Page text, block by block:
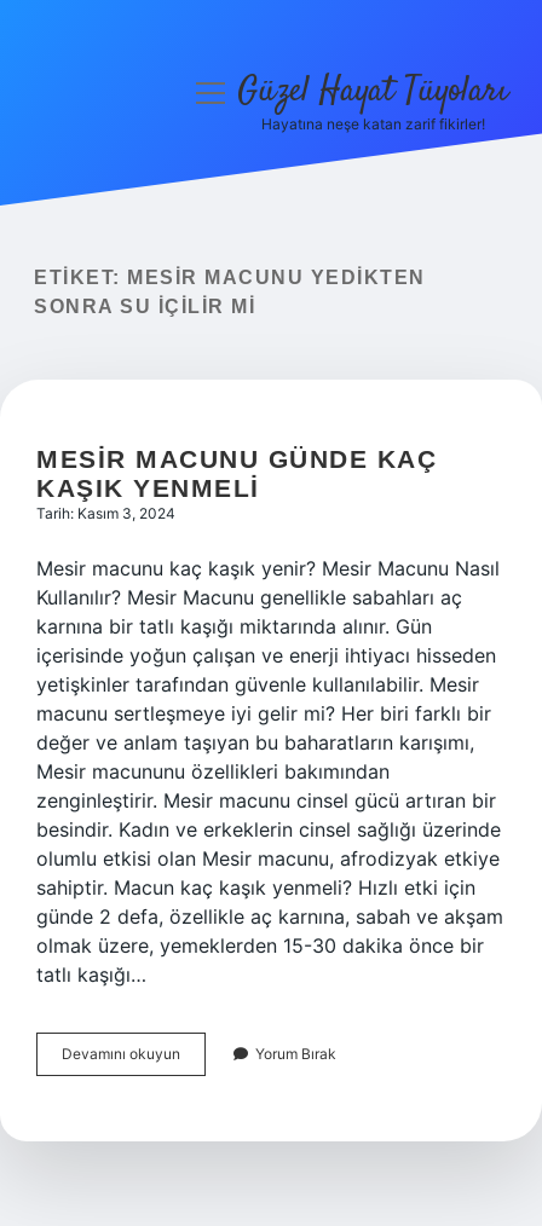
Yasal Uyarı
menüyüGüzel Hayat Tüyoları
Hayatına neşe katan zarif fikirler!
ETIKET:
MESIR MACUNU YEDIKTEN
SONRA SU IÇILIR MI
MESIR MACUNU GÜNDE KAÇ
KAŞIK YENMELI
Tarih: Kasım 3, 2024
Mesir macunu kaç kaşık yenir? Mesir Macunu Nasıl
Kullanılır? Mesir Macunu genellikle sabahları aç
karnına bir tatlı kaşığı miktarında alınır. Gün
içerisinde yoğun çalışan ve enerji ihtiyacı hisseden
yetişkinler tarafından güvenle kullanılabilir. Mesir
macunu sertleşmeye iyi gelir mi? Her biri farklı bir
değer ve anlam taşıyan bu baharatların karışımı,
Mesir macununu özellikleri bakımından
zenginleştirir. Mesir macunu cinsel gücü artıran bir
besindir. Kadın ve erkeklerin cinsel sağlığı üzerinde
olumlu etkisi olan Mesir macunu, afrodizyak etkiye
sahiptir. Macun kaç kaşık yenmeli? Hızlı etki için
günde 2 defa, özellikle aç karnına, sabah ve akşam
olmak üzere, yemeklerden 15-30 dakika önce bir
tatlı kaşığı…
Devamını okuyun
Macunu
Kaşık
Yorum Bırak